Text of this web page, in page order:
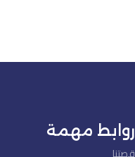
روابط مهمة